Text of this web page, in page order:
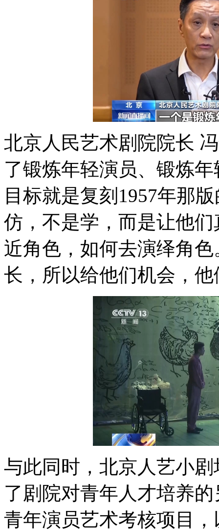
北京人民艺术剧院院长
了锻炼年轻演员、锻炼
目标就是复刻1957年那
仿，不是学，而是让他
近角色，如何去演绎角
长，所以给他们机会，
与此同时，北京人艺小
了剧院对青年人才培养
青年演员艺术考核项目